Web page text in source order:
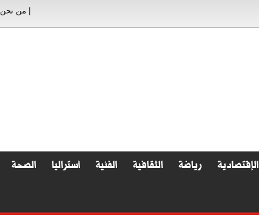
من نحن
الإقتصادية رياضة الثقافية الفنية أستراليا الصحة